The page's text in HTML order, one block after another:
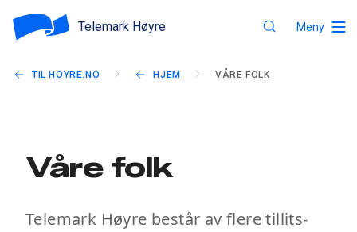
Telemark Høyre Meny
TIL HOYRE.NO HJEM VÅRE FOLK
Våre folk
Telemark Høyre består av flere tillits-